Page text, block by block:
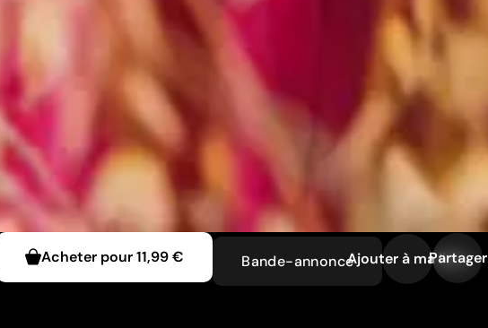
Acheter pour11,99 € Bande-annonceAjouter à ma liste
Partager